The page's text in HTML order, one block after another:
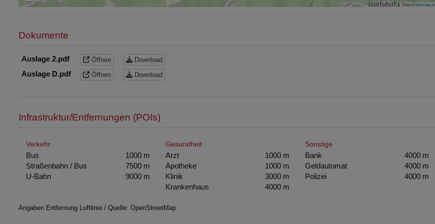
Tiles ©basemap.at
Dokumente
Auslage 2.pdf Öffnen Download
Auslage D.pdf Öffnen Download
Infrastruktur/Entfernungen (POIs)
Verkehr
Bus
1000 m
Straßenbahn / Bus
7500 m
U-Bahn
9000 m
Gesundheit
Arzt
1000 m
Apotheke
1000 m
Klinik
3000 m
Krankenhaus
4000 m
Sonstige
Bank
4000 m
Geldautomat
4000 m
Polizei
4000 m
Angaben Entfernung Luftlinie / Quelle: OpenStreetMap